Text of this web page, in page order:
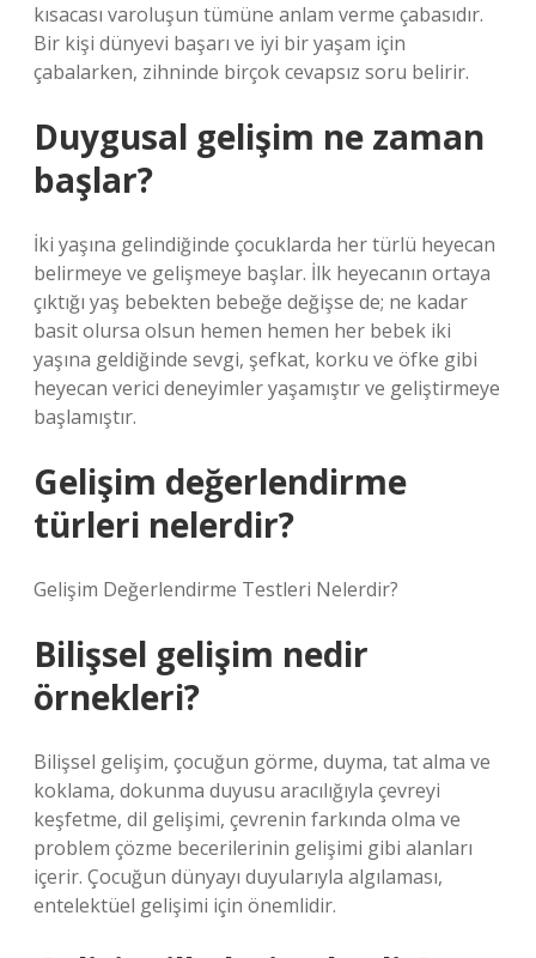
kısacası varoluşun tümüne anlam verme çabasıdır.
Bir kişi dünyevi başarı ve iyi bir yaşam için
çabalarken, zihninde birçok cevapsız soru belirir.
Duygusal gelişim ne zaman
başlar?
İki yaşına gelindiğinde çocuklarda her türlü heyecan
belirmeye ve gelişmeye başlar. İlk heyecanın ortaya
çıktığı yaş bebekten bebeğe değişse de; ne kadar
basit olursa olsun hemen hemen her bebek iki
yaşına geldiğinde sevgi, şefkat, korku ve öfke gibi
heyecan verici deneyimler yaşamıştır ve geliştirmeye
başlamıştır.
Gelişim değerlendirme
türleri nelerdir?
Gelişim Değerlendirme Testleri Nelerdir?
Bilişsel gelişim nedir
örnekleri?
Bilişsel gelişim, çocuğun görme, duyma, tat alma ve
koklama, dokunma duyusu aracılığıyla çevreyi
keşfetme, dil gelişimi, çevrenin farkında olma ve
problem çözme becerilerinin gelişimi gibi alanları
içerir. Çocuğun dünyayı duyularıyla algılaması,
entelektüel gelişimi için önemlidir.